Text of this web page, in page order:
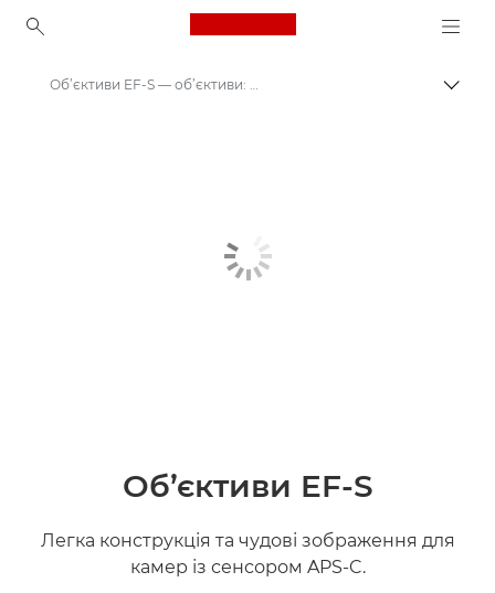
Canon Logo, back to
Об’єктиви EF-S — об’єктиви: стандартні й для фото
Об’єктиви EF-S
Легка конструкція та чудові зображення для
камер із сенсором APS-C.